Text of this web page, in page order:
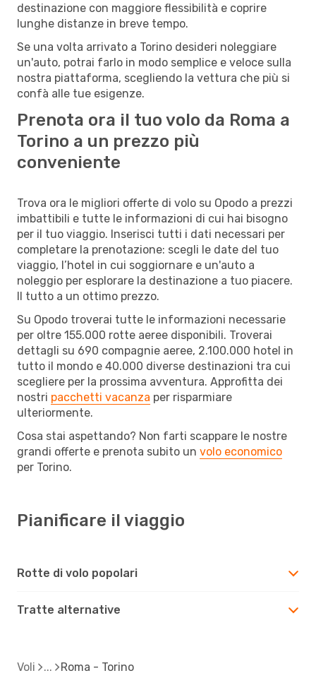
destinazione con maggiore flessibilità e coprire
lunghe distanze in breve tempo.
Se una volta arrivato a Torino desideri noleggiare
un'auto, potrai farlo in modo semplice e veloce sulla
nostra piattaforma, scegliendo la vettura che più si
confà alle tue esigenze.
Prenota ora il tuo volo da Roma a
Torino a un prezzo più
conveniente
Trova ora le migliori offerte di volo su Opodo a prezzi
imbattibili e tutte le informazioni di cui hai bisogno
per il tuo viaggio. Inserisci tutti i dati necessari per
completare la prenotazione: scegli le date del tuo
viaggio, l’hotel in cui soggiornare e un'auto a
noleggio per esplorare la destinazione a tuo piacere.
Il tutto a un ottimo prezzo.
Su Opodo troverai tutte le informazioni necessarie
per oltre 155.000 rotte aeree disponibili. Troverai
dettagli su 690 compagnie aeree, 2.100.000 hotel in
tutto il mondo e 40.000 diverse destinazioni tra cui
scegliere per la prossima avventura. Approfitta dei
nostri pacchetti vacanza per risparmiare
ulteriormente.
Cosa stai aspettando? Non farti scappare le nostre
grandi offerte e prenota subito un volo economico
per Torino.
Pianificare il viaggio
Rotte di volo popolari
Tratte alternative
Voli Roma - Torino